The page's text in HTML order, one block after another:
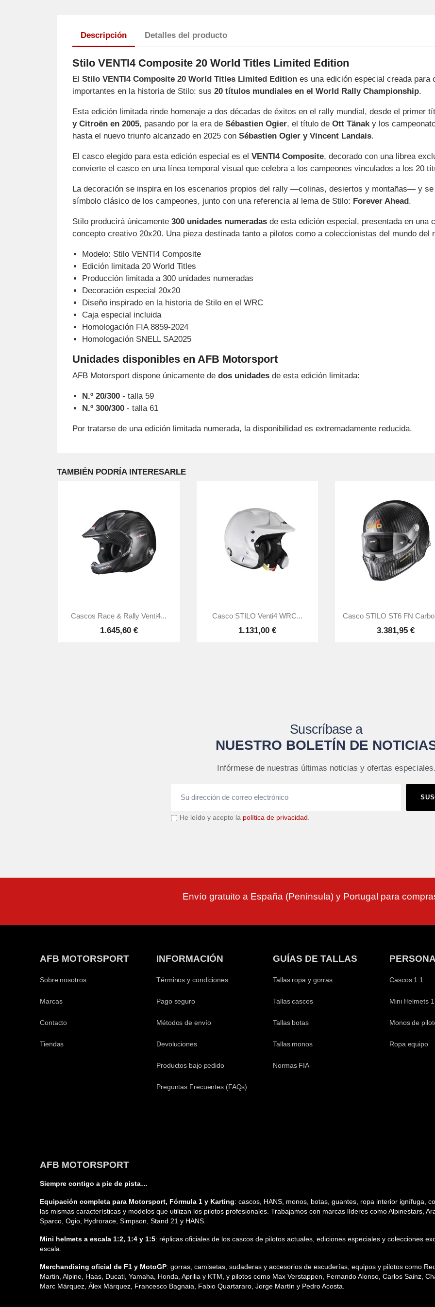
Descripción Detalles del producto
Stilo VENTI4 Composite 20 World Titles Limited Edition
El Stilo VENTI4 Composite 20 World Titles Limited Editiones una edición especial creada para
importantes en la historia de Stilo: sus 20 títulos mundiales en el World Rally Championship.
Esta edición limitada rinde homenaje a dos décadas de éxitos en el rally mundial, desde el primer
y Citroën en 2005, pasando por la era de Sébastien Ogier, el título de Ott Tänaky los
hasta el nuevo triunfo alcanzado en 2025 con Sébastien Ogier y Vincent Landais.
El casco elegido para esta edición especial es el VENTI4 Composite, decorado con una librea
convierte el casco en una línea temporal visual que celebra a los campeones vinculados a los 20
La decoración se inspira en los escenarios propios del rally —colinas, desiertos y montañas— y
símbolo clásico de los campeones, junto con una referencia al lema de Stilo: Forever Ahead .
Stilo producirá únicamente 300 unidades numeradasde esta edición especial, presentada en una
concepto creativo 20x20. Una pieza destinada tanto a pilotos como a coleccionistas del mundo del
Modelo: Stilo VENTI4 Composite
Edición limitada 20 World Titles
Producción limitada a 300 unidades numeradas
Decoración especial 20x20
Diseño inspirado en la historia de Stilo en el WRC
Caja especial incluida
Homologación FIA 8859-2024
Homologación SNELL SA2025
Unidades disponibles en AFB Motorsport
AFB Motorsport dispone únicamente de dos unidadesde esta edición limitada:
N.º 20/300- talla 59
N.º 300/300- talla 61
Por tratarse de una edición limitada numerada, la disponibilidad es extremadamente reducida.
TAMBIÉN PODRÍA INTERESARLE
Vista rápida
Cascos Race & Rally Venti4...
1.645,60 €
Vista rápida
Casco STILO Venti4 WRC...
1.131,00 €
 Vista rápida
Casco STILO ST6 FN
3.381,95 €
Suscríbase a
NUESTRO BOLETÍN DE
Infórmese de nuestras últimas noticias y ofertas especiales.
He leído y acepto la política de privacidad .
Envío gratuito a España (Península) y Portugal para
AFB MOTORSPORT
Sobre nosotros
Marcas
Contacto
Tiendas
INFORMACIÓN
Términos y condiciones
Pago seguro
Métodos de envío
Devoluciones
Productos bajo pedido
Preguntas Frecuentes (FAQs)
GUÍAS DE TALLAS
Tallas ropa y gorras
Tallas cascos
Tallas botas
Tallas monos
Normas FIA
Cascos 1:1
Mini Helmets
Monos de
Ropa equipo
AFB MOTORSPORT
Siempre contigo a pie de pista…
Equipación completa para Motorsport, Fórmula 1 y Karting: cascos, HANS, monos, botas, guantes, ropa interior ignífuga,
las mismas características y modelos que utilizan los pilotos profesionales. Trabajamos con marcas líderes como Alpinestars,
Sparco, Ogio, Hydrorace, Simpson, Stand 21 y HANS.
Mini helmets a escala 1:2, 1:4 y 1:5: réplicas oficiales de los cascos de pilotos actuales, ediciones especiales y colecciones
escala.
Merchandising oficial de F1 y MotoGP: gorras, camisetas, sudaderas y accesorios de escuderías, equipos y pilotos como
Martin, Alpine, Haas, Ducati, Yamaha, Honda, Aprilia y KTM, y pilotos como Max Verstappen, Fernando Alonso, Carlos Sainz,
Marc Márquez, Álex Márquez, Francesco Bagnaia, Fabio Quartararo, Jorge Martín y Pedro Acosta.